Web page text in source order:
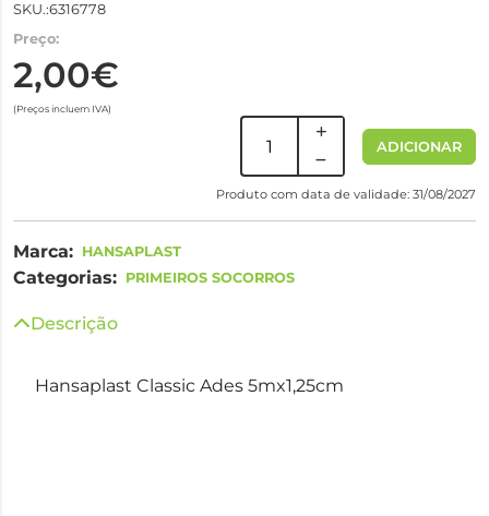
SKU.:6316778
Preço:
2,00€
(Preços incluem IVA)
ADICIONAR
Produto com data de validade: 31/08/2027
Marca: HANSAPLAST
Categorias: PRIMEIROS SOCORROS
Descrição
Hansaplast Classic Ades 5mx1,25cm